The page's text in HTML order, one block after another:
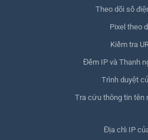
Theo dõi số
Pixel theo
Kiểm tra
Đếm IP và Thanh
Trình duyệt
Tra cứu thông tin tên
Địa chỉ IP